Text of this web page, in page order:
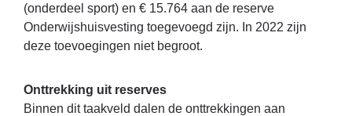
(onderdeel sport) en € 15.764 aan de reserve
Onderwijshuisvesting toegevoegd zijn. In 2022 zijn
deze toevoegingen niet begroot.
Onttrekking uit reserves
Binnen dit taakveld dalen de onttrekkingen aan